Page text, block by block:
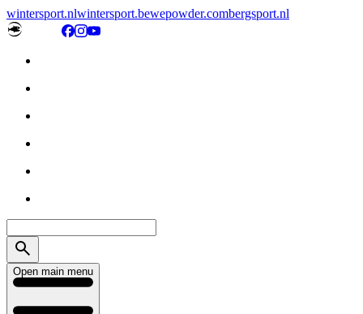
wintersport.nlwintersport.bewepowder.combergsport.nl
Open main menu